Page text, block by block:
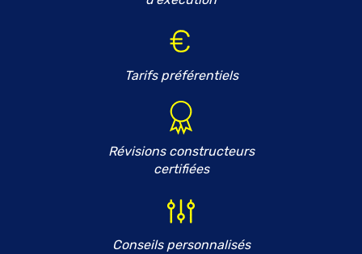
Tarifs préférentiels
Révisions constructeurs
certifiées
Conseils personnalisés